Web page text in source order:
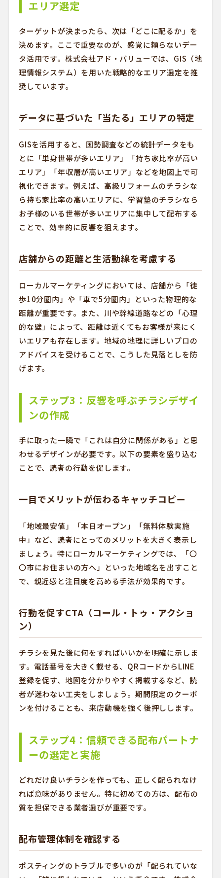
エリア選定
ターゲットが決まったら、次は「どこに配るか」を
決めます。ここで重要なのが、感覚に頼らないデー
タ活用です。株式会社アド・バリューでは、GIS（地
理情報システム）を用いた戦略的なエリア選定を推
奨しています。
データに基づいた「当たる」エリアの特定
GISを活用すると、国勢調査などの統計データをも
とに「単身世帯が多いエリア」「持ち家比率が高い
エリア」「年収層が高いエリア」などを地図上で可
視化できます。例えば、高級リフォームのチラシな
ら持ち家比率の高いエリアに、学習塾のチラシなら
お子様のいる世帯が多いエリアに集中して配布する
ことで、効率的に反響を狙えます。
店舗からの距離と生活動線を考慮する
ローカルマーケティングにおいては、店舗から「徒
歩10分圏内」や「車で5分圏内」といった物理的な
距離が重要です。また、川や幹線道路などの「心理
的な壁」によって、距離は近くてもお客様が来にく
いエリアも存在します。地域の地理に詳しいプロの
アドバイスを受けることで、こうした見落としを防
げます。
ステップ3：反響を呼ぶチラシデザイ
ンの作成
手に取った一瞬で「これは自分に関係がある」と思
わせるデザインが必要です。以下の要素を盛り込む
ことで、読者の行動を促します。
一目でメリットが伝わるキャッチコピー
「地域最安値」「本日オープン」「無料体験実施
中」など、読者にとってのメリットを大きく表示し
ましょう。特にローカルマーケティングでは、「〇
〇市にお住まいの方へ」といった地域名を出すこと
で、親近感と注目度を高める手法が効果的です。
行動を促すCTA（コール・トゥ・アクショ
ン）
チラシを見た後に何をすればいいかを明確に示しま
す。電話番号を大きく載せる、QRコードからLINE
登録を促す、地図を分かりやすく掲載するなど、読
者が迷わない工夫をしましょう。期間限定のクーポ
ンを付けることも、来店動機を強く後押しします。
ステップ4：信頼できる配布パートナ
ーの選定と実施
どれだけ良いチラシを作っても、正しく配られなけ
れば意味がありません。特に初めての方は、配布の
質を担保できる業者選びが重要です。
配布管理体制を確認する
ポスティングのトラブルで多いのが「配られていな